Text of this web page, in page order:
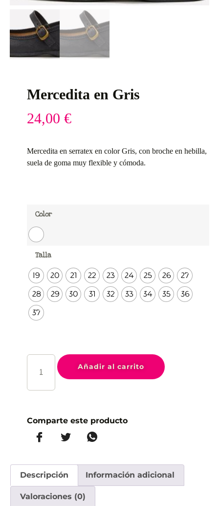
Mercedita en Gris
24,00 €
Mercedita en serratex en color Gris, con broche en hebilla,
suela de goma muy flexible y cómoda.
Color
Talla
19 20 21 22 23 24 25 26
27
28
29 30 31 32 33 34 35
36
37
Añadir al carrito
Comparte este producto
Descripción Información adicional
Valoraciones (0)